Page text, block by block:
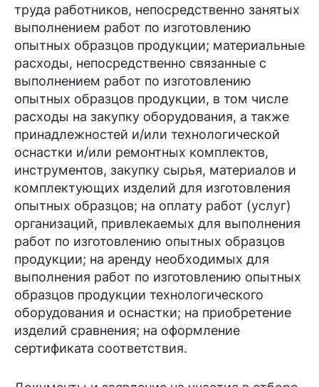
труда работников, непосредственно занятых
выполнением работ по изготовлению
опытных образцов продукции; материальные
расходы, непосредственно связанные с
выполнением работ по изготовлению
опытных образцов продукции, в том числе
расходы на закупку оборудования, а также
принадлежностей и/или технологической
оснастки и/или ремонтных комплектов,
инструментов, закупку сырья, материалов и
комплектующих изделий для изготовления
опытных образцов; на оплату работ (услуг)
организаций, привлекаемых для выполнения
работ по изготовлению опытных образцов
продукции; на аренду необходимых для
выполнения работ по изготовлению опытных
образцов продукции технологического
оборудования и оснастки; на приобретение
изделий сравнения; на оформление
сертификата соответствия.